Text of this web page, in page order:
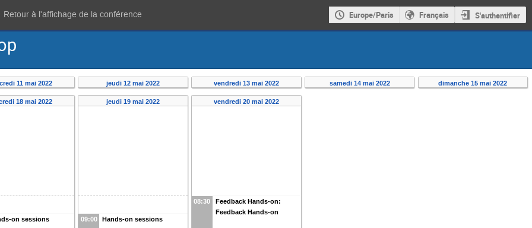
Retour à l'affichage de la conférence Europe/Paris Français S'authentifier
11 mai 2022 jeudi 12 mai 2022 vendredi 13 mai 2022 samedi 14 mai 2022 dimanche 15 mai 2022
18 mai 2022
on sessions
jeudi 19 mai 2022
09:00 Hands-on sessions
vendredi 20 mai 2022
08:30
Feedback Hands-on:
Feedback Hands-on